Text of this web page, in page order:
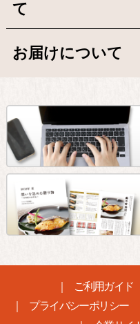
て
お届けについて
ご利用ガイド
プライバシーポリシー